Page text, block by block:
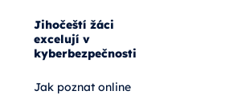
Jihočeští žáci
excelují v
kyberbezpečnosti
Jak poznat online